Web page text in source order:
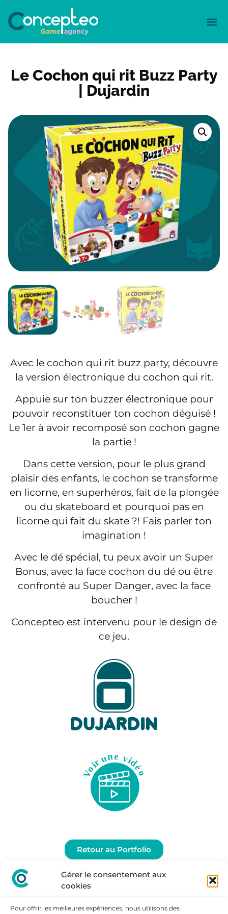
Gérer le consentement aux
cookies
Pour offrir les meilleures expériences, nous utilisons des
Le Cochon qui rit Buzz Party
| Dujardin
Avec le cochon qui rit buzz party, découvre
la version électronique du cochon qui rit.
Appuie sur ton buzzer électronique pour
pouvoir reconstituer ton cochon déguisé !
Le 1er à avoir recomposé son cochon gagne
la partie !
Dans cette version, pour le plus grand
plaisir des enfants, le cochon se transforme
en licorne, en superhéros, fait de la plongée
ou du skateboard et pourquoi pas en
licorne qui fait du skate ?! Fais parler ton
imagination !
Avec le dé spécial, tu peux avoir un Super
Bonus, avec la face cochon du dé ou être
confronté au Super Danger, avec la face
boucher !
Concepteo est intervenu pour le design de
ce jeu.
Retour au Portfolio